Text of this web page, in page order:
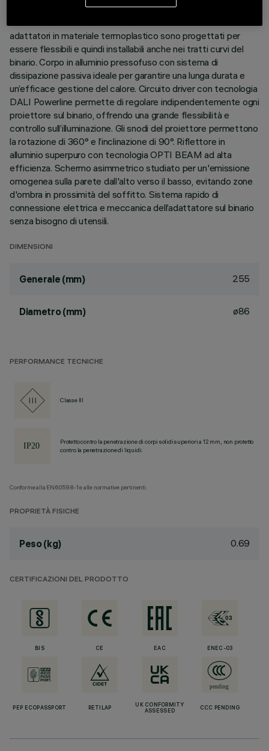
Proiettore orientabile completo di adattatore per
adattatori in materiale termoplastico sono progettati per
essere flessibili e quindi installabili anche nei tratti curvi del
binario. Corpo in alluminio pressofuso con sistema di
dissipazione passiva ideale per garantire una lunga durata e
un’efficace gestione del calore. Circuito driver con tecnologia
DALI Powerline permette di regolare indipendentemente ogni
proiettore sul binario, offrendo una grande flessibilità e
controllo sull’illuminazione. Gli snodi del proiettore permettono
la rotazione di 360° e l’inclinazione di 90°. Riflettore in
alluminio superpuro con tecnologia OPTI BEAM ad alta
efficienza. Schermo asimmetrico studiato per un'emissione
omogenea sulla parete dall'alto verso il basso, evitando zone
d'ombra in prossimità del soffitto. Sistema rapido di
connessione elettrica e meccanica dell’adattatore sul binario
senza bisogno di utensili.
DIMENSIONI
Generale (mm) 255
Diametro (mm) ø86
PERFORMANCE TECNICHE
Classe III
Protetto contro la penetrazione di corpi solidi superiori a 12 mm, non protetto
contro la penetrazione di liquidi.
Conforme alla EN60598-1 e alle normative pertinenti.
PROPRIETÀ FISICHE
Peso (kg) 0.69
CERTIFICAZIONI DEL PRODOTTO
BIS CE EAC ENEC-03
PEP ECOPASSPORT RETILAP
UK CONFORMITY
ASSESSED
CCC PENDING